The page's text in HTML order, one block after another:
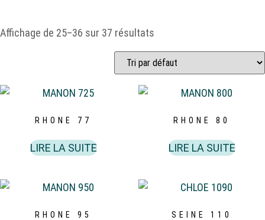
Affichage de 25–36 sur 37 résultats
RHONE 77
LIRE LA SUITE
RHONE 80
LIRE LA SUITE
RHONE 95 SEINE 110